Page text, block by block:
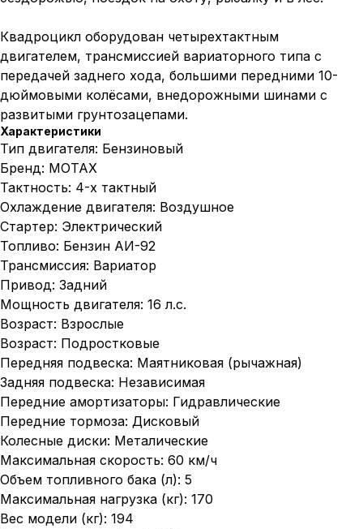
Квадроцикл оборудован четырехтактным
двигателем, трансмиссией вариаторного типа с
передачей заднего хода, большими передними 10-
дюймовыми колёсами, внедорожными шинами с
развитыми грунтозацепами.
Характеристики
Тип двигателя: Бензиновый
Бренд: MOTAX
Тактность: 4-х тактный
Охлаждение двигателя: Воздушное
Стартер: Электрический
Топливо: Бензин АИ-92
Трансмиссия: Вариатор
Привод: Задний
Мощность двигателя: 16 л.с.
Возраст: Взрослые
Возраст: Подростковые
Передняя подвеска: Маятниковая (рычажная)
Задняя подвеска: Независимая
Передние амортизаторы: Гидравлические
Передние тормоза: Дисковый
Колесные диски: Металические
Максимальная скорость: 60 км/ч
Объем топливного бака (л): 5
Максимальная нагрузка (кг): 170
Вес модели (кг): 194